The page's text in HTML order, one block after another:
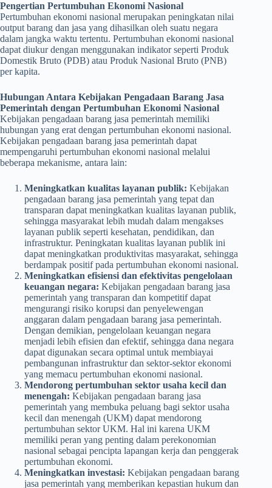
Pengertian Pertumbuhan Ekonomi Nasional
Pertumbuhan ekonomi nasional merupakan peningkatan nilai
output barang dan jasa yang dihasilkan oleh suatu negara
dalam jangka waktu tertentu. Pertumbuhan ekonomi nasional
dapat diukur dengan menggunakan indikator seperti Produk
Domestik Bruto (PDB) atau Produk Nasional Bruto (PNB)
per kapita.
Hubungan Antara Kebijakan Pengadaan Barang Jasa
Pemerintah dengan Pertumbuhan Ekonomi Nasional
Kebijakan pengadaan barang jasa pemerintah memiliki
hubungan yang erat dengan pertumbuhan ekonomi nasional.
Kebijakan pengadaan barang jasa pemerintah dapat
mempengaruhi pertumbuhan ekonomi nasional melalui
beberapa mekanisme, antara lain:
Meningkatkan kualitas layanan publik: Kebijakan
pengadaan barang jasa pemerintah yang tepat dan
transparan dapat meningkatkan kualitas layanan publik,
sehingga masyarakat lebih mudah dalam mengakses
layanan publik seperti kesehatan, pendidikan, dan
infrastruktur. Peningkatan kualitas layanan publik ini
dapat meningkatkan produktivitas masyarakat, sehingga
berdampak positif pada pertumbuhan ekonomi nasional.
Meningkatkan efisiensi dan efektivitas pengelolaan
keuangan negara: Kebijakan pengadaan barang jasa
pemerintah yang transparan dan kompetitif dapat
mengurangi risiko korupsi dan penyelewengan
anggaran dalam pengadaan barang jasa pemerintah.
Dengan demikian, pengelolaan keuangan negara
menjadi lebih efisien dan efektif, sehingga dana negara
dapat digunakan secara optimal untuk membiayai
pembangunan infrastruktur dan sektor-sektor ekonomi
yang memacu pertumbuhan ekonomi nasional.
Mendorong pertumbuhan sektor usaha kecil dan
menengah: Kebijakan pengadaan barang jasa
pemerintah yang membuka peluang bagi sektor usaha
kecil dan menengah (UKM) dapat mendorong
pertumbuhan sektor UKM. Hal ini karena UKM
memiliki peran yang penting dalam perekonomian
nasional sebagai pencipta lapangan kerja dan penggerak
pertumbuhan ekonomi.
Meningkatkan investasi: Kebijakan pengadaan barang
jasa pemerintah yang memberikan kepastian hukum dan